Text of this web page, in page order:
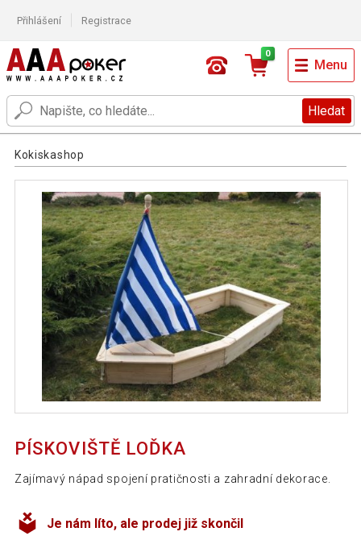
Přihlášení Registrace
Hledat
0
Menu
Kokiskashop
PÍSKOVIŠTĚ LOĎKA
Zajímavý nápad spojení pratičnosti a zahradní dekorace.
Je nám líto, ale prodej již skončil